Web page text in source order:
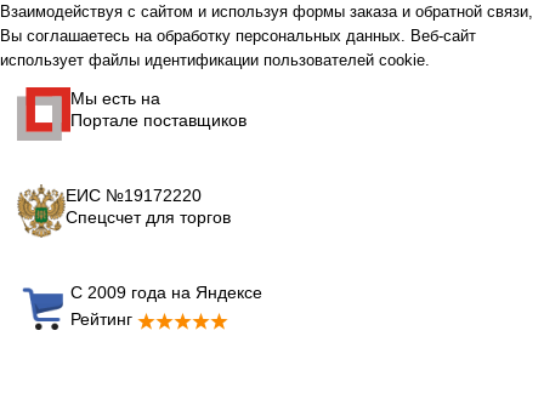
Взаимодействуя с сайтом и используя формы заказа и обратной связи,
Вы соглашаетесь на обработку персональных данных. Веб-сайт
использует файлы идентификации пользователей cookie.
Мы есть на
Портале поставщиков
ЕИС №19172220
Спецсчет для торгов
С 2009 года на Яндексе
Рейтинг